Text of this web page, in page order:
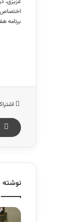
اختصاص
برنامه